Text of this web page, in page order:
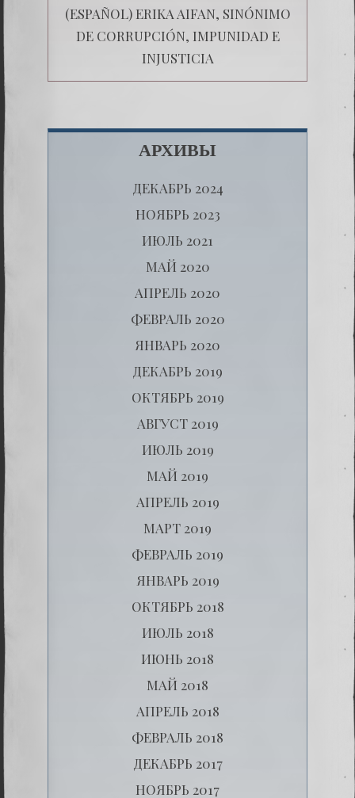
(ESPAÑOL) ERIKA AIFAN, SINÓNIMO
DE CORRUPCIÓN, IMPUNIDAD E
INJUSTICIA
АРХИВЫ
ДЕКАБРЬ 2024
НОЯБРЬ 2023
ИЮЛЬ 2021
МАЙ 2020
АПРЕЛЬ 2020
ФЕВРАЛЬ 2020
ЯНВАРЬ 2020
ДЕКАБРЬ 2019
ОКТЯБРЬ 2019
АВГУСТ 2019
ИЮЛЬ 2019
МАЙ 2019
АПРЕЛЬ 2019
МАРТ 2019
ФЕВРАЛЬ 2019
ЯНВАРЬ 2019
ОКТЯБРЬ 2018
ИЮЛЬ 2018
ИЮНЬ 2018
МАЙ 2018
АПРЕЛЬ 2018
ФЕВРАЛЬ 2018
ДЕКАБРЬ 2017
НОЯБРЬ 2017